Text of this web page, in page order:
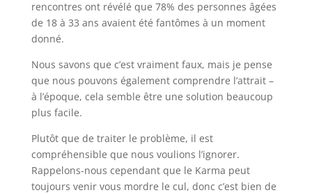
rencontres ont révélé que 78% des personnes âgées
de 18 à 33 ans avaient été fantômes à un moment
donné.
Nous savons que c’est vraiment faux, mais je pense
que nous pouvons également comprendre l’attrait –
à l’époque, cela semble être une solution beaucoup
plus facile.
Plutôt que de traiter le problème, il est
compréhensible que nous voulions l’ignorer.
Rappelons-nous cependant que le Karma peut
toujours venir vous mordre le cul, donc c’est bien de